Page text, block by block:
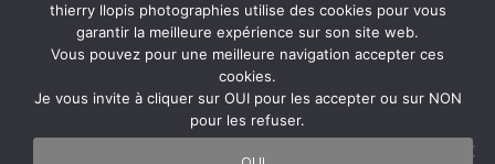
24
25 26 27 28 29
30
31
« Avr
thierry llopis photographies utilise des cookies pour vous
garantir la meilleure expérience sur son site web.
Vous pouvez pour une meilleure navigation accepter ces
cookies.
Je vous invite à cliquer sur OUI pour les accepter ou sur NON
pour les refuser.